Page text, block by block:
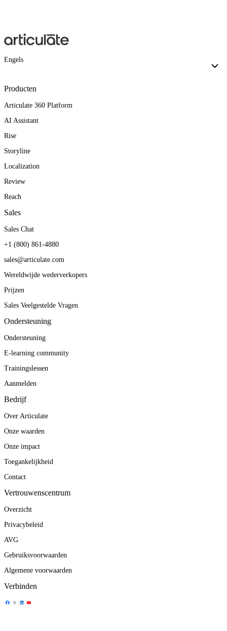
Engels
Producten
Articulate 360 Platform
AI Assistant
Rise
Storyline
Localization
Review
Reach
Sales
Sales Chat
+1 (800) 861-4880
sales@articulate.com
Wereldwijde wederverkopers
Prijzen
Sales Veelgestelde Vragen
Ondersteuning
Ondersteuning
E-learning community
Trainingslessen
Aanmelden
Bedrijf
Over Articulate
Onze waarden
Onze impact
Toegankelijkheid
Contact
Vertrouwenscentrum
Overzicht
Privacybeleid
AVG
Gebruiksvoorwaarden
Algemene voorwaarden
Verbinden
Delen icoontje
Delen icoontje
Delen icoontje
Delen icoontje